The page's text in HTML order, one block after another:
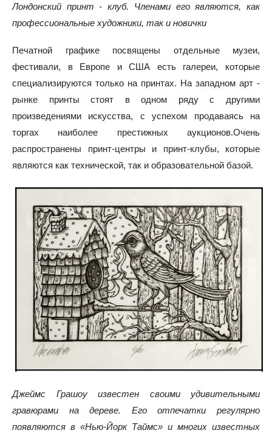
Лондонский принт - клуб. Членами его являются, как
профессиональные художники, так и новички
Печатной графике посвящены отдельные музеи,
фестивали, в Европе и США есть галереи, которые
специализируются только на принтах. На западном арт -
рынке принты стоят в одном ряду с другими
произведениями искусства, с успехом продаваясь на
торгах наиболее престижных аукционов.Очень
распространены принт-центры и принт-клубы, которые
являются как технической, так и образовательной базой.
Джеймс Грашоу известен своими удивительными
гравюрами на дереве. Его отпечатки регулярно
появляются в «Нью-Йорк Таймс» и многих известных